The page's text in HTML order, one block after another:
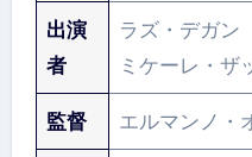
出演
者
ラズ・デガ
ミケーレ・
監督 エルマンノ・